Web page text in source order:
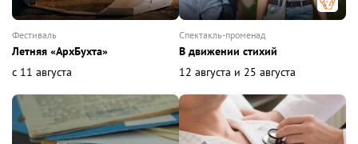
фестиваль
Летняя «АрхБухта»
с 11 августа
спектакль-променад
В движении стихий
12 августа и 25 августа